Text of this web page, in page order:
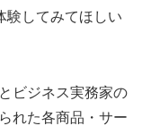
験してみてほしい
ビジネス実務家の
れた各商品・サー